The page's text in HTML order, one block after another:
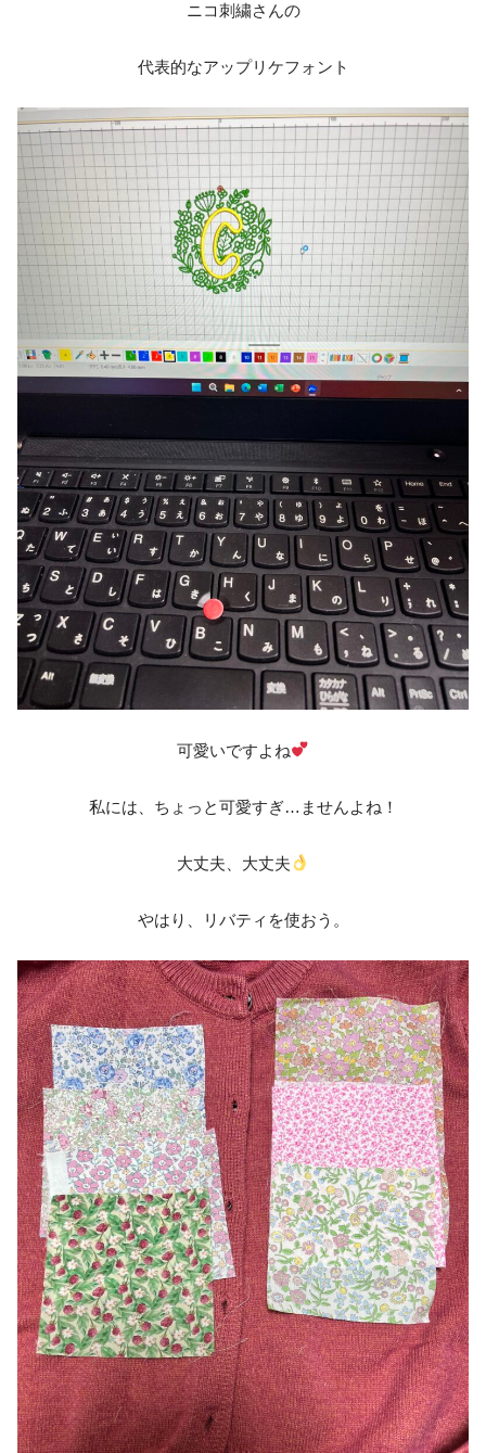
ニコ刺繍さんの
代表的なアップリケフォント
可愛いですよね
私には、ちょっと可愛すぎ…ませんよね！
大丈夫、大丈夫
やはり、リバティを使おう。